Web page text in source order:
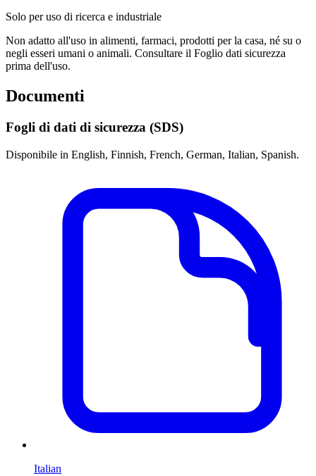
Solo per uso di ricerca e industriale
Non adatto all'uso in alimenti, farmaci, prodotti per la casa, né su o
negli esseri umani o animali. Consultare il Foglio dati sicurezza
prima dell'uso.
Documenti
Fogli di dati di sicurezza (SDS)
Disponibile in English, Finnish, French, German, Italian, Spanish.
Italian